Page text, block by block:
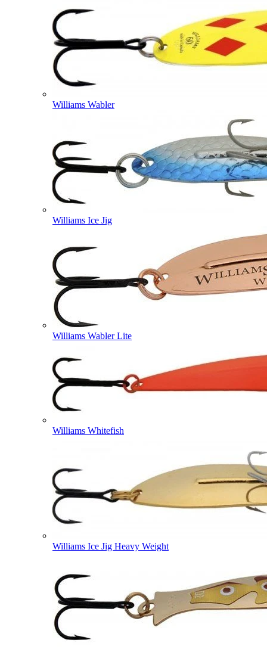
Williams Wabler
Williams Ice Jig
Williams Wabler Lite
Williams Whitefish
Williams Ice Jig Heavy Weight